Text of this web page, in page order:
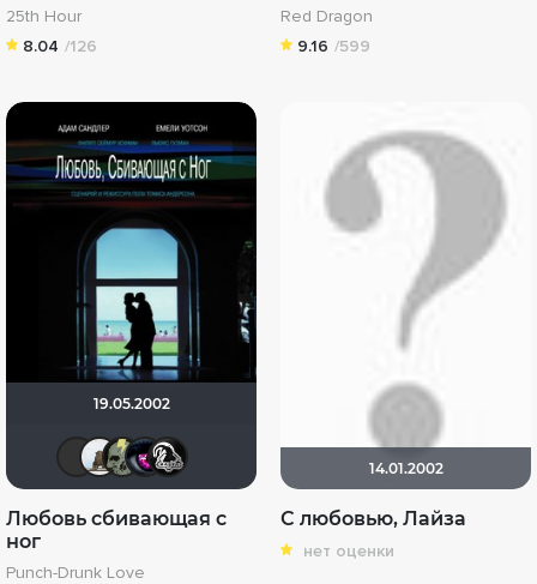
25th Hour
8.04 /126
Red Dragon
9.16 /599
19.05.2002
VitallikkzНе Свами
Perumbras
Nadipo
VGAgood
Любовь сбивающая с
ног
Punch-Drunk Love
14.01.2002
С любовью, Лайза
нет оценки